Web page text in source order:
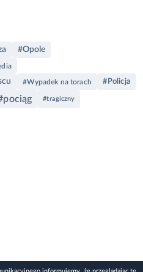
#Opole
#Wypadek na torach #Policja
#tragiczny